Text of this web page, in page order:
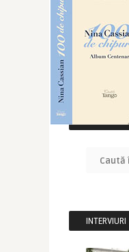
CAUTĂ ÎN
INTERVIURI